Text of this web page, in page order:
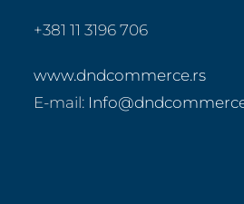
+381 11 3196 706
www.dndcommerce.rs
E-mail: